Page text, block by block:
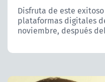
Disfruta de este exitoso
plataformas digitales
noviembre, después